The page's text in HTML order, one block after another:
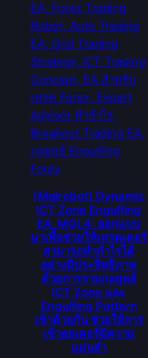
(Mqlrobot) Dynamic
ICT Zone Engulfing
EA_MQL4: ออกแบบ
มาเพื่อช่วยให้เทรดเดอร์
สามารถทำกำไรได้
อย่างมีประสิทธิภาพ
ด้วยการรวมกลยุทธ์
ICT Zone และ
Engulfing Pattern
เข้าด้วยกัน ช่วยให้การ
เข้าออเดอร์มีความ
แม่นยำ